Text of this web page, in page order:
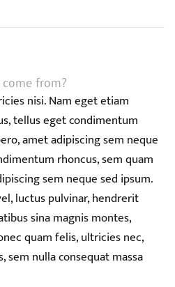
from?
nisi. Nam eget etiam
tellus eget condimentum
amet adipiscing sem neque
rhoncus, sem quam
sem neque sed ipsum.
luctus pulvinar, hendrerit
sina magnis montes,
quam felis, ultricies nec,
nulla consequat massa